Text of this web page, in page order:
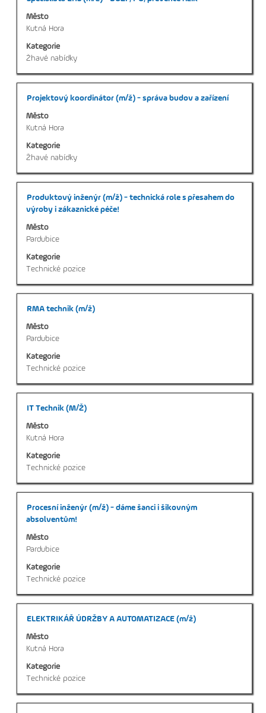
Město
Kutná Hora
Kategorie
Žhavé nabídky
mezerníkem
zobrazení
informací
o
profesi.
Titul
Projektový koordinátor (m/ž) - správa budov a zařízení
Město
Kutná Hora
Kategorie
Žhavé nabídky
Vyberte
mezerníkem
zobrazení
informací
o
profesi.
Titul
Produktový inženýr (m/ž) - technická role s přesahem do
výroby i zákaznické péče!
Město
Pardubice
Kategorie
Technické pozice
Vyberte
mezerníkem
zobrazení
veškerých
o
profesi.
Titul
RMA technik (m/ž)
Město
Pardubice
Kategorie
Technické pozice
Vyberte
mezerníkem
zobrazení
informací
o
profesi.
Titul
IT Technik (M/Ž)
Město
Kutná Hora
Kategorie
Technické pozice
Vyberte
mezerníkem
zobrazení
informací
o
profesi.
Titul
Procesní inženýr (m/ž) - dáme šanci i šikovným
absolventům!
Město
Pardubice
Kategorie
Technické pozice
Vyberte
mezerníkem
zobrazení
veškerých
o
profesi.
Titul
ELEKTRIKÁŘ ÚDRŽBY A AUTOMATIZACE (m/ž)
Město
Kutná Hora
Kategorie
Technické pozice
Vyberte
mezerníkem
zobrazení
informací
o
profesi.